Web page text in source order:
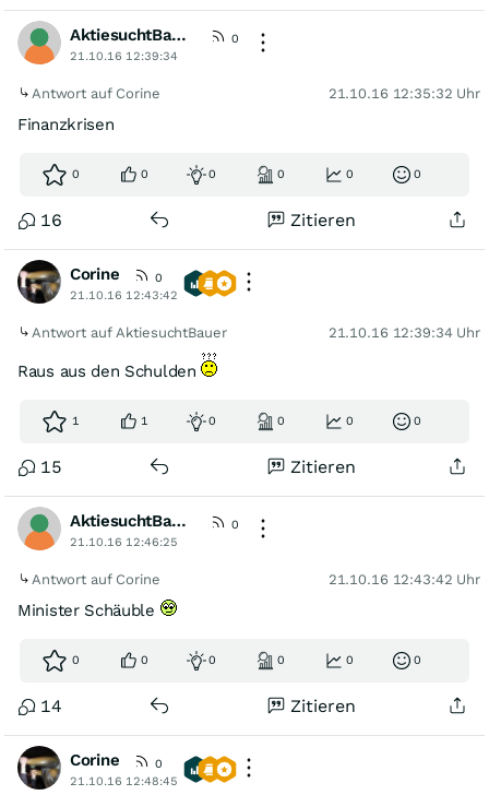
AktiesuchtBauer
0
21.10.16 12:39:34
Antwort auf Corine 21.10.16 12:35:32 Uhr
Finanzkrisen
0 0 0 0 0 0
16 Zitieren
Corine
0
21.10.16 12:43:42
Antwort auf AktiesuchtBauer 21.10.16 12:39:34 Uhr
Raus aus den Schulden
1 1 0 0 0 0
15 Zitieren
AktiesuchtBauer
0
21.10.16 12:46:25
Antwort auf Corine 21.10.16 12:43:42 Uhr
Minister Schäuble
0 0 0 0 0 0
14 Zitieren
Corine
0
21.10.16 12:48:45